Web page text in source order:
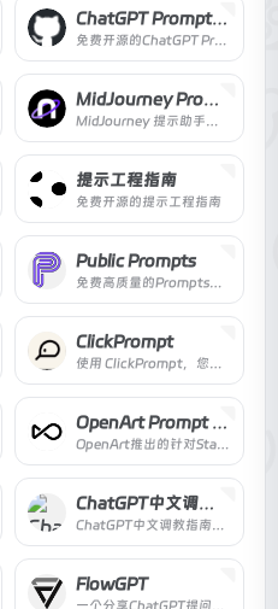
ChatGPT Prompt Genius
免费开源的ChatGPT Prompt浏览器扩展
MidJourney Prompt Tool
MidJourney 提示助手，轻松创建复杂的Midjourney提示。
提示工程指南
免费开源的提示工程指南
Public Prompts
免费高质量的Prompts集合
ClickPrompt
使用 ClickPrompt，您可以轻松地查看、分享和一键运行这些模型，同时提供在线的 Prompt 生成器
OpenArt Prompt Book
OpenArt推出的针对Stable Diffusion指令的手册
ChatGPT中文调教指南
ChatGPT中文调教指南。各种场景使用指南。学习怎么让它听你的话。
FlowGPT